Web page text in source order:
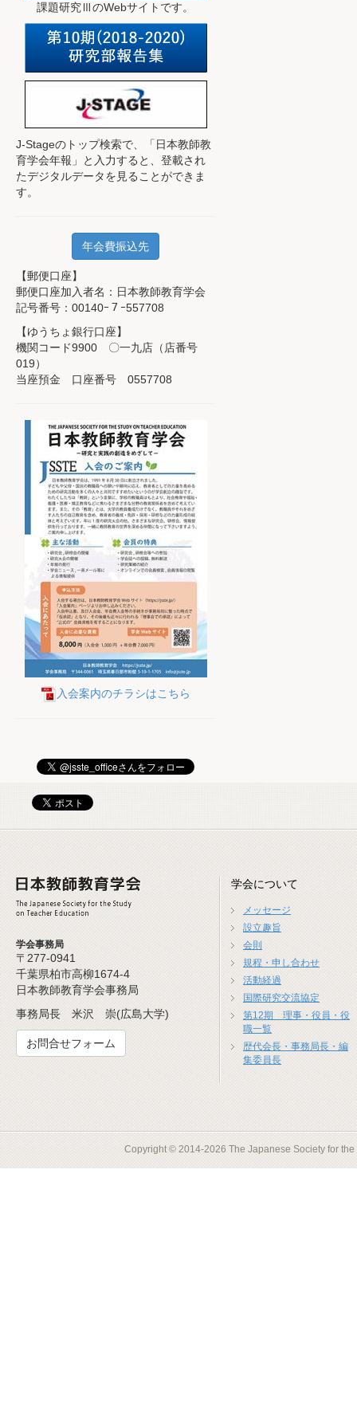
課題研究ⅢのWebサイトです。
J-Stageのトップ検索で、
「日本教師教
育学会年報」と入力すると、登載され
たデジタルデータを見ることができま
す。
年会費振込先
【郵便口座】
郵便口座加入者名：日本教師教育学会
記号番号：00140ｰ７ｰ557708
【ゆうちょ銀行口座】
機関コード9900 〇一九店（店番号
019）
当座預金 口座番号 0557708
入会案内のチラシはこちら
学会事務局
〒277-0941
千葉県柏市高柳1674-4
日本教師教育学会事務局
事務局長 米沢 崇(広島大学)
お問合せフォーム
学会について
メッセージ
設立趣旨
会則
規程・申し合わせ
活動経過
国際研究交流協定
第12期 理事・役員・役
職一覧
歴代会長・事務局長・編
集委員長
Copyright © 2014-2026 The Japanese Society for